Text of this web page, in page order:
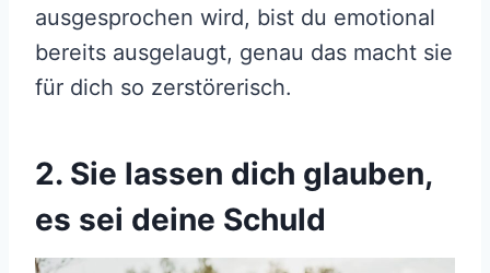
ausgesprochen wird, bist du emotional
bereits ausgelaugt, genau das macht sie
für dich so zerstörerisch.
2. Sie lassen dich glauben,
es sei deine Schuld